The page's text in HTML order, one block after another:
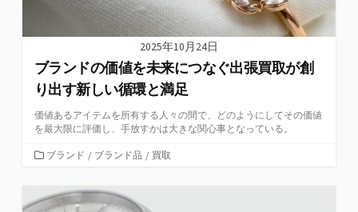
2025年10月24日
ブランドの価値を未来につなぐ出張買取が創
り出す新しい循環と満足
価値あるアイテムを所有する人々の間で、どのようにしてその価値
を最大限に評価し、手放すかは大きな関心事となっている。
カ
リ
ブランド / ブランド品 / 買取